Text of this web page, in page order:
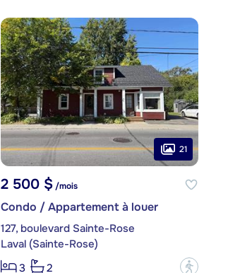
21
2 500 $/mois
Condo / Appartement à louer
127, boulevard Sainte-Rose
Laval (Sainte-Rose)
3
2 ?